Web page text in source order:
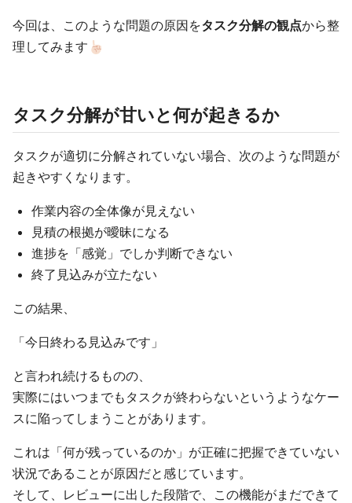
今回は、このような問題の原因をタスク分解の観点から整
理してみます
タスク分解が甘いと何が起きるか
タスクが適切に分解されていない場合、次のような問題が
起きやすくなります。
作業内容の全体像が見えない
見積の根拠が曖昧になる
進捗を「感覚」でしか判断できない
終了見込みが立たない
この結果、
「今日終わる見込みです」
と言われ続けるものの、
実際にはいつまでもタスクが終わらないというようなケー
スに陥ってしまうことがあります。
これは「何が残っているのか」が正確に把握できていない
状況であることが原因だと感じています。
そして、レビューに出した段階で、この機能がまだできて